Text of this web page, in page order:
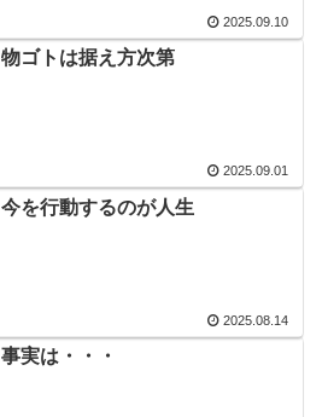
2025.09.10
物ゴトは据え方次第
2025.09.01
今を行動するのが人生
2025.08.14
事実は・・・